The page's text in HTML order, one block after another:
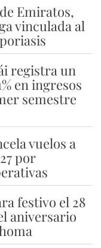
Emiratos,
vinculada al
registra un
en ingresos
semestre
vuelos a
por
festivo el 28
aniversario